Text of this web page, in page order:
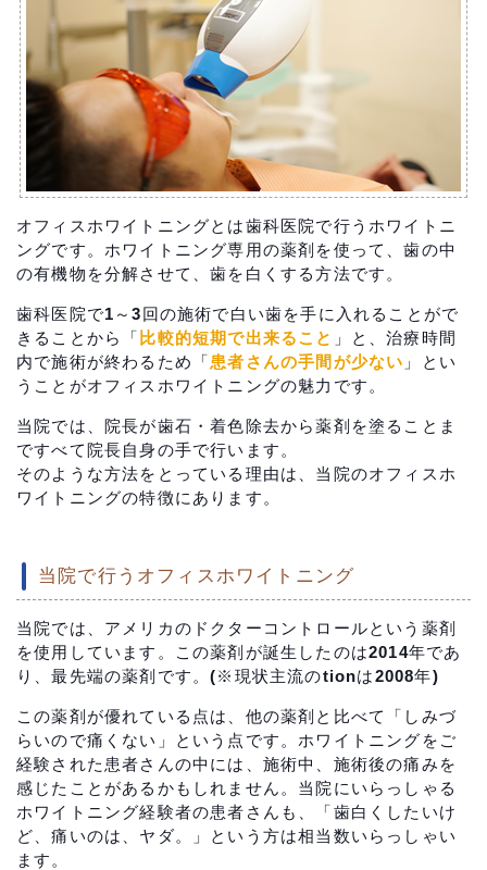
オフィスホワイトニングとは歯科医院で行うホワイトニ
ングです。ホワイトニング専用の薬剤を使って、歯の中
の有機物を分解させて、歯を白くする方法です。
歯科医院で1～3回の施術で白い歯を手に入れることがで
きることから「 比較的短期で出来ること 」と、治療時間
内で施術が終わるため「患者さんの手間が少ない 」とい
うことがオフィスホワイトニングの魅力です。
当院では、院長が歯石・着色除去から薬剤を塗ることま
ですべて院長自身の手で行います。
そのような方法をとっている理由は、当院のオフィスホ
ワイトニングの特徴にあります。
当院で行うオフィスホワイトニング
当院では、アメリカのドクターコントロールという薬剤
を使用しています。この薬剤が誕生したのは2014年であ
り、最先端の薬剤です。(※現状主流のtionは2008年)
この薬剤が優れている点は、他の薬剤と比べて「しみづ
らいので痛くない」という点です。ホワイトニングをご
経験された患者さんの中には、施術中、施術後の痛みを
感じたことがあるかもしれません。当院にいらっしゃる
ホワイトニング経験者の患者さんも、「歯白くしたいけ
ど、痛いのは、ヤダ。」という方は相当数いらっしゃい
ます。